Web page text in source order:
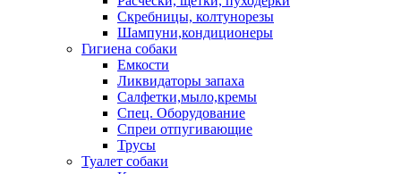
Скребницы, колтунорезы
Шампуни,кондиционеры
Гигиена собаки
Емкости
Ликвидаторы запаха
Салфетки,мыло,кремы
Спец. Оборудование
Спреи отпугивающие
Трусы
Туалет собаки